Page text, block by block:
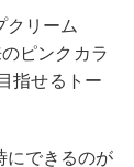
クリーム
ピンクカラ
指せるトー
にできるのが